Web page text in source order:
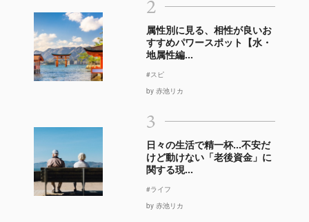
2
属性別に見る、相性が良いお
すすめパワースポット【水・
地属性編...
#スピ
by 赤池リカ
3
日々の生活で精一杯…不安だ
けど動けない「老後資金」に
関する現...
#ライフ
by 赤池リカ